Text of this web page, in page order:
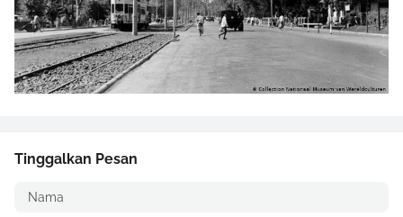
Tinggalkan Pesan